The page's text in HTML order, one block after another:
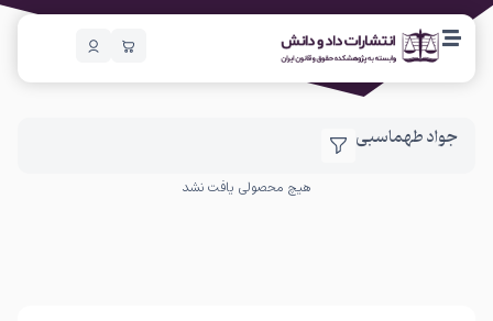
جواد طهماسبی
هیچ محصولی یافت نشد